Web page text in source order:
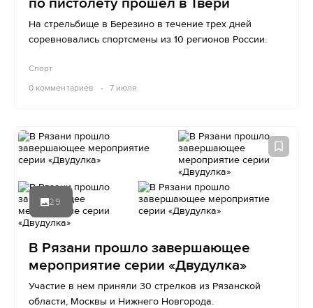
На стрельбище в Березино в течение трех дней
соревновались спортсмены из 10 регионов России.
Спорт
0 комментариев 7 июля
29
В Рязани прошло завершающее
мероприятие серии «Двудулка»
Участие в нем приняли 30 стрелков из Рязанской
области, Москвы и Нижнего Новгорода.